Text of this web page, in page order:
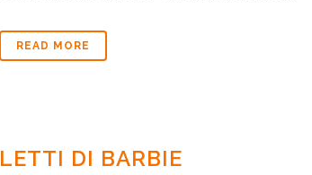
READ MORE
LETTI DI BARBIE